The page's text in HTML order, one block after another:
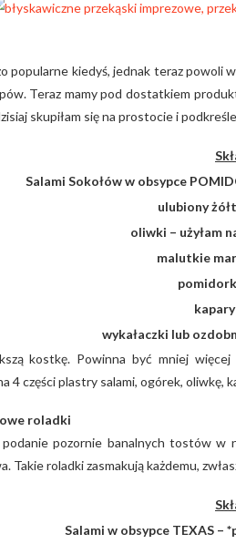
popularne kiedyś, jednak teraz powoli
Teraz mamy pod dostatkiem
skupiłam się na prostocie i
Salami Sokołów w obsypce
ulubiony
oliwki – użyłam
malutkie
wykałaczki lub
kostkę. Powinna być mniej więcej
4 części plastry salami, ogórek, oliwkę,
roladki
pozornie banalnych tostów w
Takie roladki zasmakują każdemu,
Salami w obsypce TEXAS –